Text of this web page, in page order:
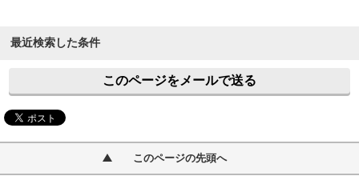
最近検索した条件
このページをメールで送る
このページの先頭へ